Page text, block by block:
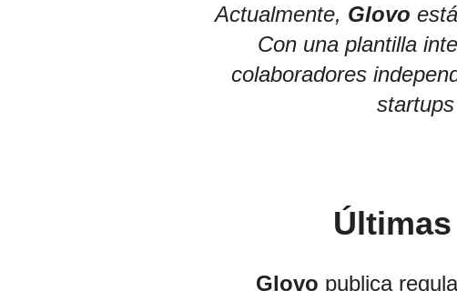
Actualmente, Glovo
Con una plantilla
colaboradores
Últimas
Glovo publica